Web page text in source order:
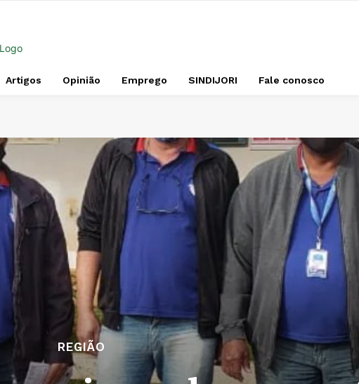
Artigos Opinião Emprego SINDIJORI Fale conosco
REGIÃO